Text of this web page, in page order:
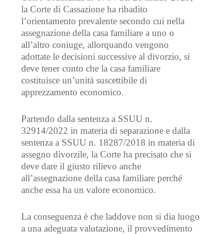
la Corte di Cassazione ha ribadito
l’orientamento prevalente secondo cui nella
assegnazione della casa familiare a uno o
all’altro coniuge, allorquando vengono
adottate le decisioni successive al divorzio, si
deve tener conto che la casa familiare
costituisce un’unità suscettibile di
apprezzamento economico.
Partendo dalla sentenza a SSUU n.
32914/2022 in materia di separazione e dalla
sentenza a SSUU n. 18287/2018 in materia di
assegno divorzile, la Corte ha precisato che si
deve dare il giusto rilievo anche
all’assegnazione della casa familiare perché
anche essa ha un valore economico.
La conseguenza è che laddove non si dia luogo
a una adeguata valutazione, il provvedimento